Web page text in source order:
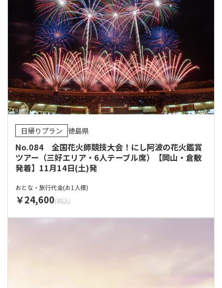
日帰りプラン 徳島県
No.084 全国花火師競技大会！にし阿波の花火鑑賞
ツアー（三好エリア・6人テーブル席）【岡山・倉敷
発着】11月14日(土)発
おとな・旅行代金(お1人様)
24,600